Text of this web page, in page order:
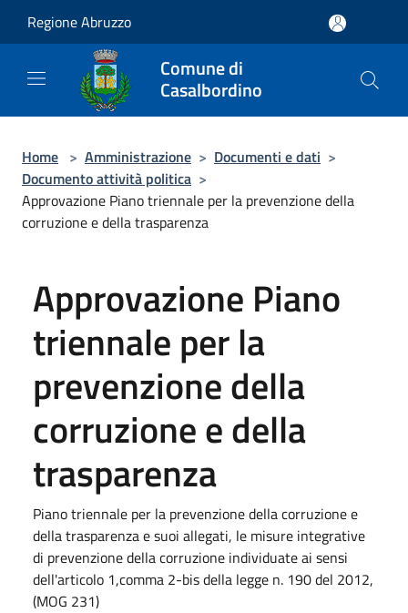
Regione Abruzzo
Comune di
Casalbordino
Home > Amministrazione > Documenti e dati >
Documento attività politica >
Approvazione Piano triennale per la prevenzione della
corruzione e della trasparenza
Approvazione Piano
triennale per la
prevenzione della
corruzione e della
trasparenza
Piano triennale per la prevenzione della corruzione e
della trasparenza e suoi allegati, le misure integrative
di prevenzione della corruzione individuate ai sensi
dell'articolo 1,comma 2-bis della legge n. 190 del 2012,
(MOG 231)